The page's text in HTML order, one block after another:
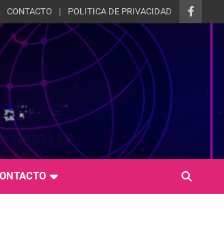
CONTACTO POLITICA DE PRIVACIDAD